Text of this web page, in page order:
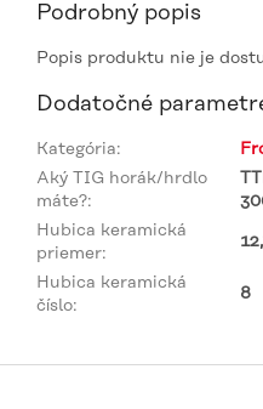
Podrobný popis
Popis produktu nie je
Dodatočné
Kategória:
Aký TIG horák/hrdlo
máte?:
Hubica keramická
priemer:
Hubica keramická
číslo:
8